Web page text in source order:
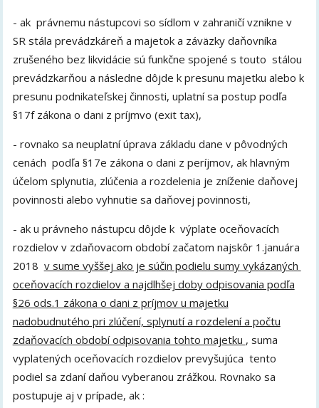
- ak právnemu nástupcovi so sídlom v zahraničí vznikne v
SR stála prevádzkáreň a majetok a záväzky daňovníka
zrušeného bez likvidácie sú funkčne spojené s touto stálou
prevádzkarňou a následne dôjde k presunu majetku alebo k
presunu podnikateľskej činnosti, uplatní sa postup podľa
§17f zákona o dani z príjmvo (exit tax),
- rovnako sa neuplatní úprava základu dane v pôvodných
cenách podľa §17e zákona o dani z períjmov, ak hlavným
účelom splynutia, zlúčenia a rozdelenia je zníženie daňovej
povinnosti alebo vyhnutie sa daňovej povinnosti,
- ak u právneho nástupcu dôjde k výplate oceňovacích
rozdielov v zdaňovacom období začatom najskôr 1.januára
2018 v sume vyššej ako je súčin podielu sumy vykázaných
oceňovacích rozdielov a najdlhšej doby odpisovania podľa
§26 ods.1 zákona o dani z príjmov u majetku
nadobudnutého pri zlúčení, splynutí a rozdelení a počtu
zdaňovacích období odpisovania tohto majetku , suma
vyplatených oceňovacích rozdielov prevyšujúca tento
podiel sa zdaní daňou vyberanou zrážkou. Rovnako sa
postupuje aj v prípade, ak :